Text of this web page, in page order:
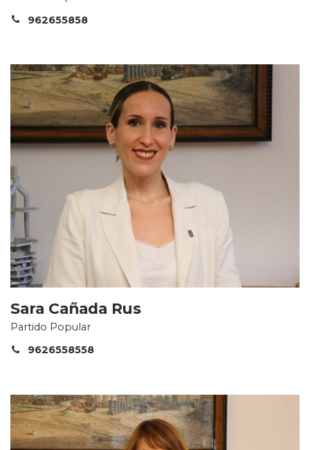
962655858
Sara Cañada Rus
Partido Popular
9626558558